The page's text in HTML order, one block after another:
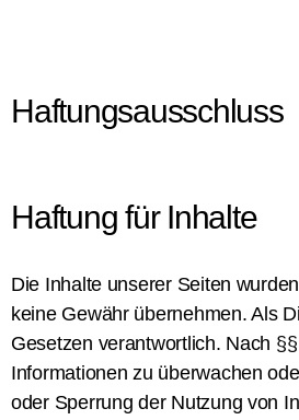
Haftungsausschluss
Haftung für Inhalte
Die Inhalte unserer Seiten
keine Gewähr übernehmen. Als
Gesetzen verantwortlich. Nach
Informationen zu überwachen
oder Sperrung der Nutzung von